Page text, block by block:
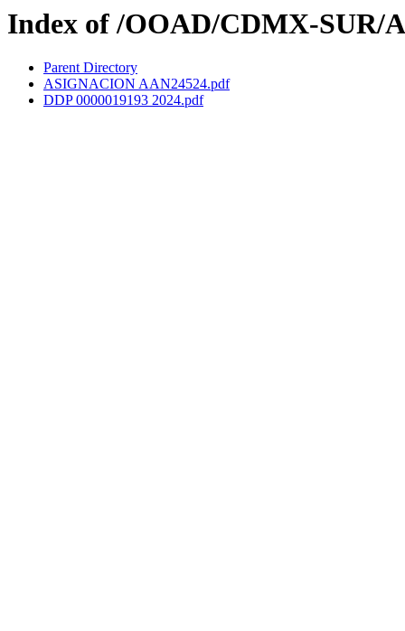
Index of /OOAD/CDMX-SUR/
Parent Directory
ASIGNACION AAN24524.pdf
DDP 0000019193 2024.pdf